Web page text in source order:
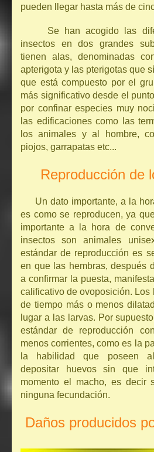
pueden llegar hasta más de
Se han acogido las
insectos en dos grandes
tienen alas, denominadas
apterigota y las pterigotas que
que está compuesto por el
más significativo desde el
por confinar especies muy
las edificaciones como las
los animales y al hombre,
piojos, garrapatas etc...
Reproducción de
Un dato importante, a la
es como se reproducen, ya
importante a la hora de
insectos son animales
estándar de reproducción es
en que las hembras, después
a confirmar la puesta,
calificativo de ovoposición. Los
de tiempo más o menos
lugar a las larvas. Por
estándar de reproducción
menos corrientes, como es la
la habilidad que poseen
depositar huevos sin que
momento el macho, es decir
ninguna fecundación.
Daños producidos